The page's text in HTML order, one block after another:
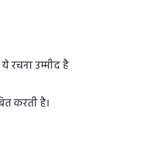
रचना उम्मीद है
करती है।